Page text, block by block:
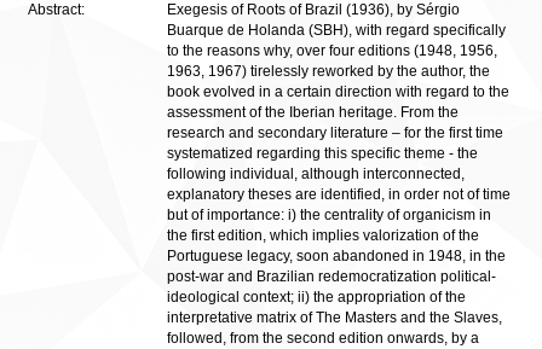
Abstract:
Exegesis of Roots of Brazil (1936), by Sérgio
Buarque de Holanda (SBH), with regard specifically
to the reasons why, over four editions (1948, 1956,
1963, 1967) tirelessly reworked by the author, the
book evolved in a certain direction with regard to the
assessment of the Iberian heritage. From the
research and secondary literature – for the first time
systematized regarding this specific theme - the
following individual, although interconnected,
explanatory theses are identified, in order not of time
but of importance: i) the centrality of organicism in
the first edition, which implies valorization of the
Portuguese legacy, soon abandoned in 1948, in the
post-war and Brazilian redemocratization political-
ideological context; ii) the appropriation of the
interpretative matrix of The Masters and the Slaves,
followed, from the second edition onwards, by a